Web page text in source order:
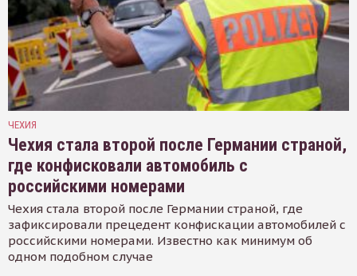
ЧЕХИЯ
Чехия стала второй после Германии страной,
где конфисковали автомобиль с
российскими номерами
Чехия стала второй после Германии страной, где
зафиксировали прецедент конфискации автомобилей с
российскими номерами. Известно как минимум об
одном подобном случае